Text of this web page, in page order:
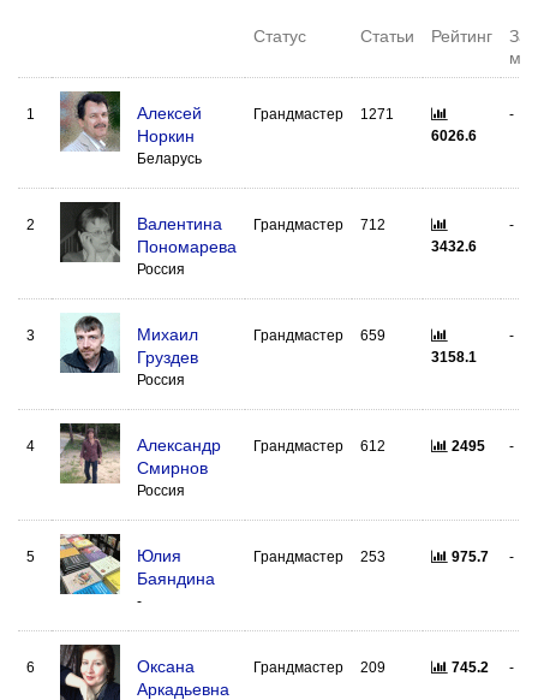
Статус Статьи Рейтинг
За
1
Алексей
Норкин
Беларусь
Грандмастер
1271
6026.6
-
2
Валентина
Пономарева
Россия
Грандмастер
712
3432.6
-
3
Михаил
Груздев
Россия
Грандмастер
659
3158.1
-
4
Александр
Смирнов
Россия
Грандмастер 612 2495 -
5
Юлия
Баяндина
-
Грандмастер 253 975.7 -
6
Оксана
Аркадьевна
Грандмастер 209 745.2 -